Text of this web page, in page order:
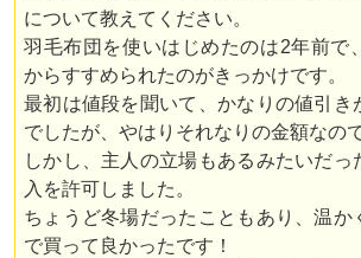
について教えてください。
羽毛布団を使いはじめたのは2年前で
からすすめられたのがきっかけです。
最初は値段を聞いて、かなりの値引き
でしたが、やはりそれなりの金額なの
しかし、主人の立場もあるみたいだっ
入を許可しました。
ちょうど冬場だったこともあり、温か
で買って良かったです！